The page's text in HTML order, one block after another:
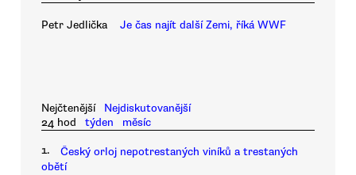
Petr Jedlička Je čas najít další Zemi, říká WWF
Nejčtenější
Nejdiskutovanější
24 hod
týden měsíc
1.
Český orloj nepotrestaných viníků a trestaných
obětí